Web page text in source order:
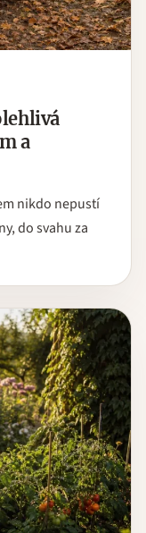
a
nikdo nepustí
do svahu za